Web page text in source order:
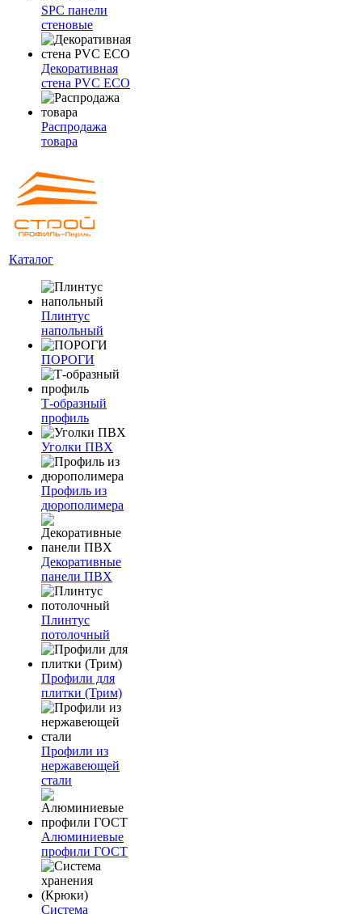
SPC панели
стеновые
Декоративная
стена PVC ECO
Распродажа
товара
Каталог
Плинтус
напольный
ПОРОГИ
Т-образный
профиль
Уголки ПВХ
Профиль из
дюрополимера
Декоративные
панели ПВХ
Плинтус
потолочный
Профили для
плитки (Трим)
Профили из
нержавеющей
стали
Алюминиевые
профили ГОСТ
Система